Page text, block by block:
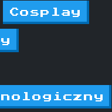
Cosplay